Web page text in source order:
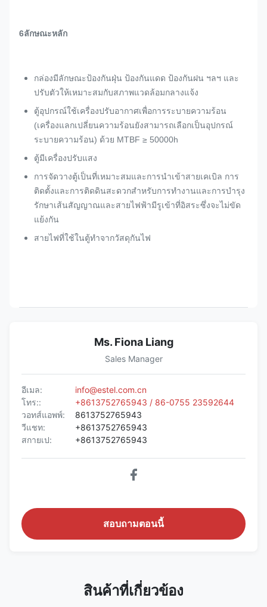
6ลักษณะหลัก
กล่องมีลักษณะป้องกันฝุ่น ป้องกันแดด ป้องกันฝน ฯลฯ และ
ปรับตัวให้เหมาะสมกับสภาพแวดล้อมกลางแจ้ง
ตู้อุปกรณ์ใช้เครื่องปรับอากาศเพื่อการระบายความร้อน
(เครื่องแลกเปลี่ยนความร้อนยังสามารถเลือกเป็นอุปกรณ์
ระบายความร้อน) ด้วย MTBF ≥ 50000h
ตู้มีเครื่องปรับแสง
การจัดวางตู้เป็นที่เหมาะสมและการนําเข้าสายเคเบิล การ
ติดตั้งและการติดดินสะดวกสําหรับการทํางานและการบํารุง
รักษาเส้นสัญญาณและสายไฟฟ้ามีรูเข้าที่อิสระซึ่งจะไม่ขัด
แย้งกัน
สายไฟที่ใช้ในตู้ทําจากวัสดุกันไฟ
Ms. Fiona Liang
Sales Manager
อีเมล:
info@estel.com.cn
โทร::
+8613752765943 / 86-0755 23592644
วอทส์แอพพ์:
8613752765943
วีแชท:
+8613752765943
สกายเป:
+8613752765943
สอบถามตอนนี้
สินค้าที่เกี่ยวข้อง